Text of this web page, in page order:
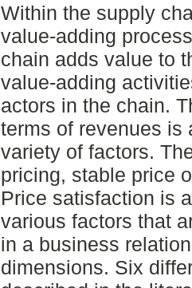
Within the supply
value-adding
chain adds value to
value-adding
actors in the chain.
terms of revenues is
variety of factors.
pricing, stable price
Price satisfaction is
various factors that
in a business
dimensions. Six